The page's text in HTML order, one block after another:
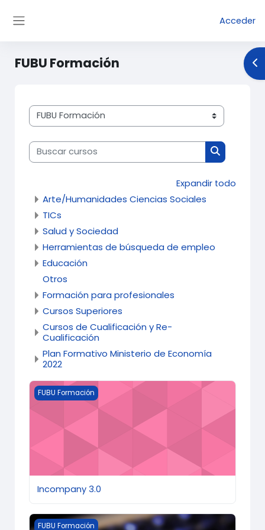
Acceder
FUBU Formación
Categorías
Buscar cursos
Buscar
Expandir todo
Arte/Humanidades Ciencias Sociales
TICs
Salud y Sociedad
Herramientas de búsqueda de empleo
Educación
Otros
Formación para profesionales
Cursos Superiores
Cursos de Cualificación y Re-
Cualificación
Plan Formativo Ministerio de Economía
2022
Imagen del curso Incompany 3.0
FUBU Formación
Incompany 3.0
Imagen del curso Key User SAP - 2ª Edición
FUBU Formación